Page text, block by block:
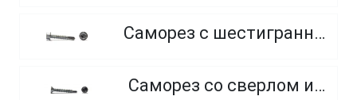
Саморез с шестигранной головкой и сверлом
Саморез со сверлом и потайной головкой